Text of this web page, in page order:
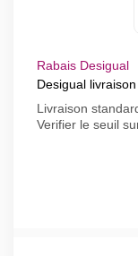
Rabais Desigual
Desigual
Livraison
Verifier le seuil